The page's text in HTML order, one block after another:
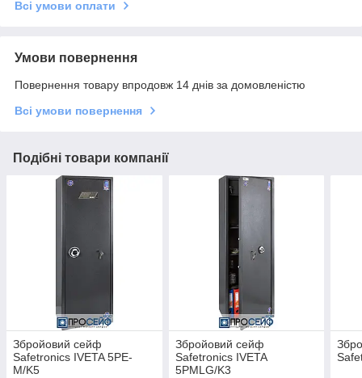
Всі умови оплати
Умови повернення
Повернення товару впродовж 14 днів за домовленістю
Всі умови повернення
Подібні товари компанії
Збройовий сейф
Safetronics IVETA 5PE-
M/K5
Збройовий сейф
Safetronics IVETA
5PMLG/K3